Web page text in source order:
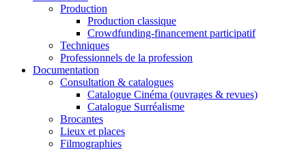
Production
Production classique
Crowdfunding-financement participatif
Techniques
Professionnels de la profession
Documentation
Consultation & catalogues
Catalogue Cinéma (ouvrages & revues)
Catalogue Surréalisme
Brocantes
Lieux et places
Filmographies